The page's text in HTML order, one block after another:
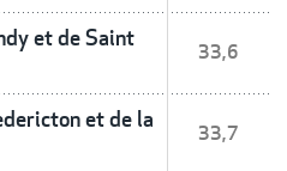
et de Saint
33,6
et de la
33,7